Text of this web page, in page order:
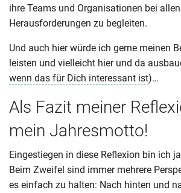
ihre Teams und Organisationen bei allen
Herausforderungen zu begleiten.
Und auch hier würde ich gerne meinen
leisten und vielleicht hier und da
wenn das für Dich interessant ist)…
Als Fazit meiner
mein Jahresmotto!
Eingestiegen in diese Reflexion bin ich
Beim Zweifel sind immer mehrere
es einfach zu halten: Nach hinten und